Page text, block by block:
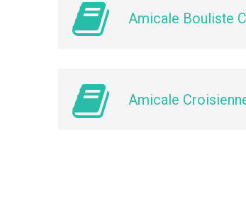
Amicale Bouliste
Amicale